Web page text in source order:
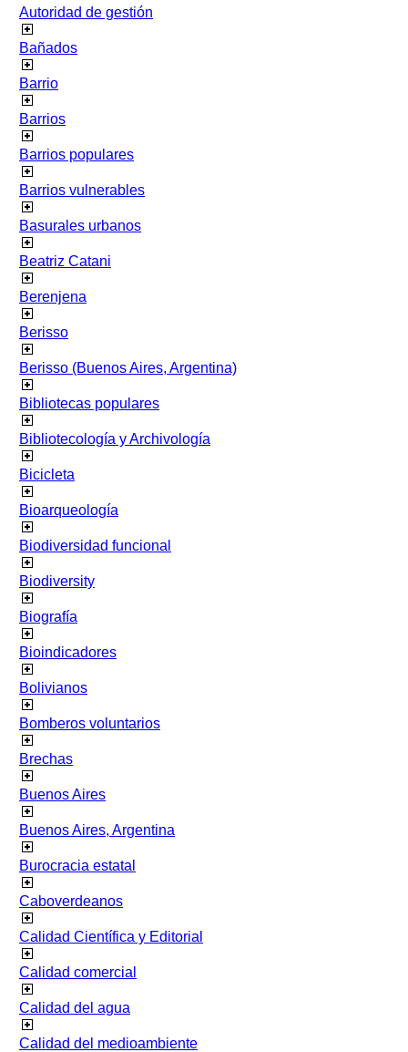
Autoridad de gestión
Bañados
Barrio
Barrios
Barrios populares
Barrios vulnerables
Basurales urbanos
Beatriz Catani
Berenjena
Berisso
Berisso (Buenos Aires, Argentina)
Bibliotecas populares
Bibliotecología y Archivología
Bicicleta
Bioarqueología
Biodiversidad funcional
Biodiversity
Biografía
Bioindicadores
Bolivianos
Bomberos voluntarios
Brechas
Buenos Aires
Buenos Aires, Argentina
Burocracia estatal
Caboverdeanos
Calidad Científica y Editorial
Calidad comercial
Calidad del agua
Calidad del medioambiente